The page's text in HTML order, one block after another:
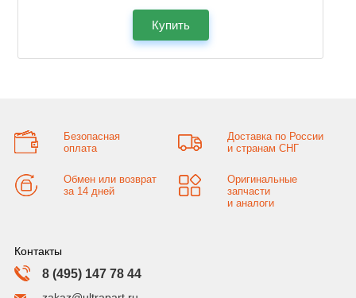
Купить
Безопасная
оплата
Доставка по России
и странам СНГ
Обмен или возврат
за 14 дней
Оригинальные
запчасти
и аналоги
Контакты
8 (495) 147 78 44